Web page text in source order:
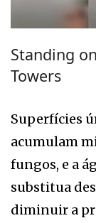
Standing
Towers
Superfícies
acumulam
fungos, e a
substitua
diminuir a